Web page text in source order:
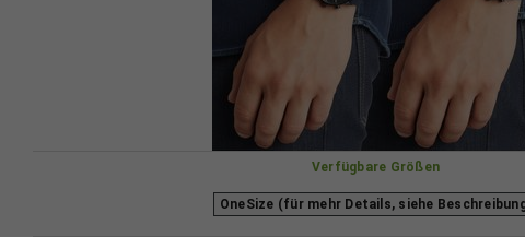
Verfügbare Größen
OneSize (für mehr Details, siehe